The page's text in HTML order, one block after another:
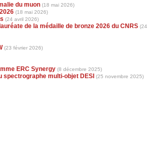
du muon (18 mai 2026)
(18 mai 2026)
(24 avril 2026)
de la médaille de bronze 2026 du CNRS (24
(23 février 2026)
ERC Synergy (8 décembre 2025)
spectrographe multi-objet DESI (25 novembre 2025)